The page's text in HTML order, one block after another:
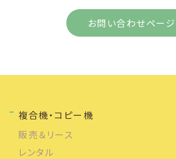
お問い合わせペー
複合機・コピー機
販売＆リース
レンタル